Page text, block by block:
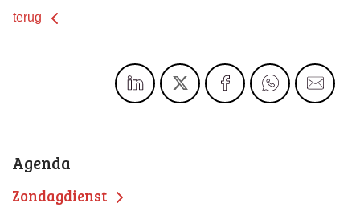
terug
Agenda
Zondagdienst